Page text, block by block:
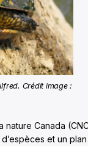
Crédit image :
Canada
et un plan